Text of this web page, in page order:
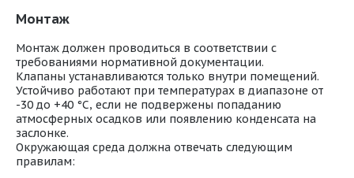
Монтаж
Монтаж должен проводиться в соответствии с
требованиями нормативной документации.
Клапаны устанавливаются только внутри помещений.
Устойчиво работают при температурах в диапазоне от
-30 до +40 °С, если не подвержены попаданию
атмосферных осадков или появлению конденсата на
заслонке.
Окружающая среда должна отвечать следующим
правилам: